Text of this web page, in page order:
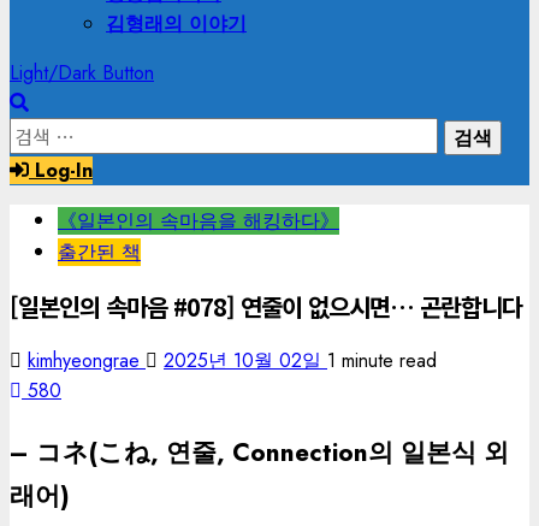
김형래의 이야기
Light/Dark Button
검
색:Log-In
《일본인의 속마음을 해킹하다》
출간된 책
[일본인의 속마음 #078] 연줄이 없으시면… 곤란합니다
kimhyeongrae 2025년 10월 02일 1 minute read
580
– コネ(こね, 연줄, Connection의 일본식 외
래어)